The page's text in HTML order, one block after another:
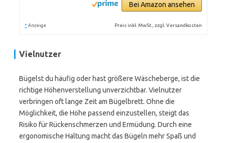
Bei Amazon ansehen
* Anzeige Preis inkl. MwSt., zzgl. Versandkosten
Vielnutzer
Bügelst du häufig oder hast größere Wäscheberge, ist die
richtige Höhenverstellung unverzichtbar. Vielnutzer
verbringen oft lange Zeit am Bügelbrett. Ohne die
Möglichkeit, die Höhe passend einzustellen, steigt das
Risiko für Rückenschmerzen und Ermüdung. Durch eine
ergonomische Haltung macht das Bügeln mehr Spaß und